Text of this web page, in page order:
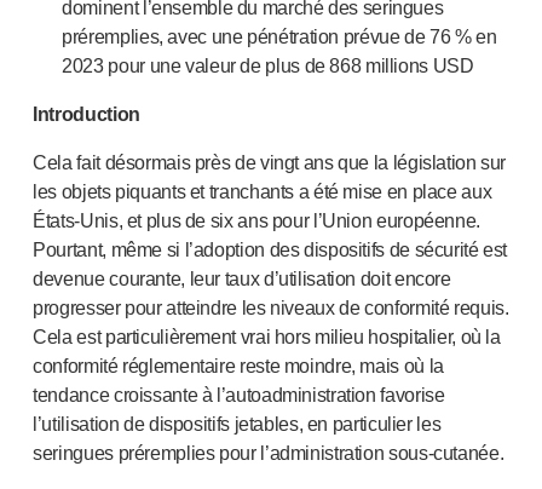
Partenariats
Services de qualité et de conformité réglementaire
Services de conception de dispositifs
Durabilité
UN Global Compact Sponsorship
Développement de Witney
Innovate UK
Actualités
Articles
Ressources
Presse
Événements
A propos de nous
Contactez-nous
dominent l’ensemble du marché des seringues
préremplies, avec une pénétration prévue de 76 % en
2023 pour une valeur de plus de 868 millions USD
Introduction
Cela fait désormais près de vingt ans que la législation sur
les objets piquants et tranchants a été mise en place aux
États-Unis, et plus de six ans pour l’Union européenne.
Pourtant, même si l’adoption des dispositifs de sécurité est
devenue courante, leur taux d’utilisation doit encore
progresser pour atteindre les niveaux de conformité requis.
Cela est particulièrement vrai hors milieu hospitalier, où la
conformité réglementaire reste moindre, mais où la
tendance croissante à l’autoadministration favorise
l’utilisation de dispositifs jetables, en particulier les
seringues préremplies pour l’administration sous-cutanée.